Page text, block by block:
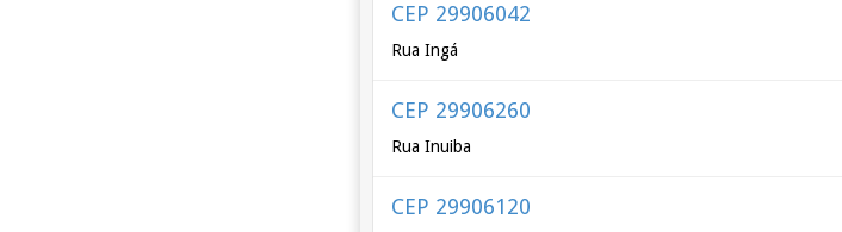
CEP 29906042
Rua Ingá
CEP 29906260
Rua Inuiba
CEP 29906120